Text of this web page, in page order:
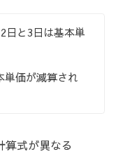
日と3日は基本単
単価が減算され
式が異なる